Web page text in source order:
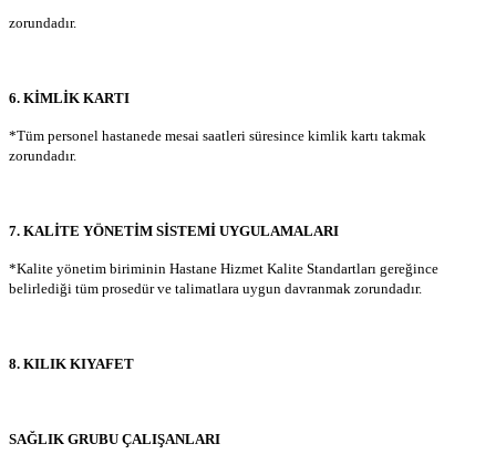
zorundadır.
6. KİMLİK KARTI
*Tüm personel hastanede mesai saatleri süresince kimlik kartı takmak
zorundadır.
7. KALİTE YÖNETİM SİSTEMİ UYGULAMALARI
*Kalite yönetim biriminin Hastane Hizmet Kalite Standartları gereğince
belirlediği tüm prosedür ve talimatlara uygun davranmak zorundadır.
8. KILIK KIYAFET
SAĞLIK GRUBU ÇALIŞANLARI